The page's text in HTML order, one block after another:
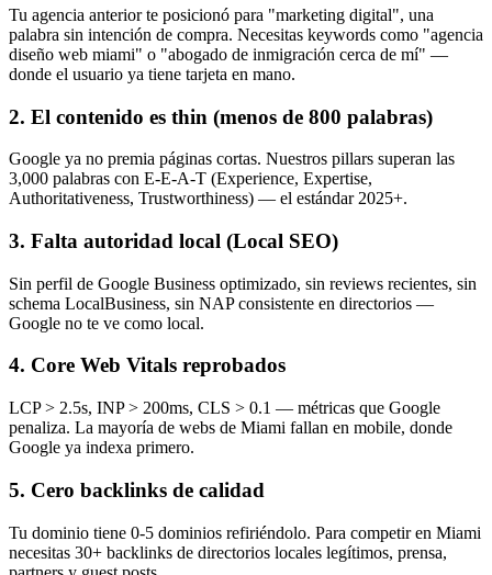
Tu agencia anterior te posicionó para "marketing digital", una
palabra sin intención de compra. Necesitas keywords como "agencia
diseño web miami" o "abogado de inmigración cerca de mí" —
donde el usuario ya tiene tarjeta en mano.
2. El contenido es thin (menos de 800 palabras)
Google ya no premia páginas cortas. Nuestros pillars superan las
3,000 palabras con E-E-A-T (Experience, Expertise,
Authoritativeness, Trustworthiness) — el estándar 2025+.
3. Falta autoridad local (Local SEO)
Sin perfil de Google Business optimizado, sin reviews recientes, sin
schema LocalBusiness, sin NAP consistente en directorios —
Google no te ve como local.
4. Core Web Vitals reprobados
LCP > 2.5s, INP > 200ms, CLS > 0.1 — métricas que Google
penaliza. La mayoría de webs de Miami fallan en mobile, donde
Google ya indexa primero.
5. Cero backlinks de calidad
Tu dominio tiene 0-5 dominios refiriéndolo. Para competir en Miami
necesitas 30+ backlinks de directorios locales legítimos, prensa,